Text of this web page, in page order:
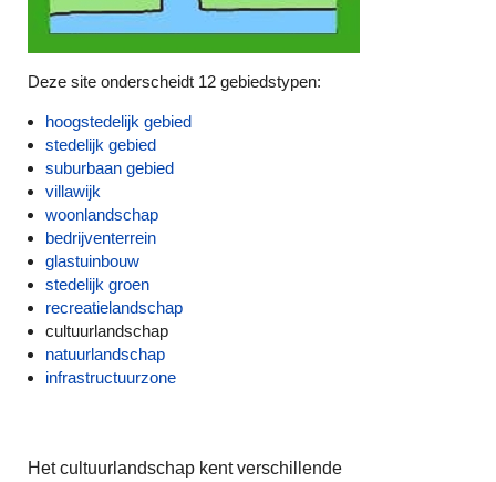
Deze site onderscheidt 12 gebiedstypen:
hoogstedelijk gebied
stedelijk gebied
suburbaan gebied
villawijk
woonlandschap
bedrijventerrein
glastuinbouw
stedelijk groen
recreatielandschap
cultuurlandschap
natuurlandschap
infrastructuurzone
Het cultuurlandschap kent verschillende